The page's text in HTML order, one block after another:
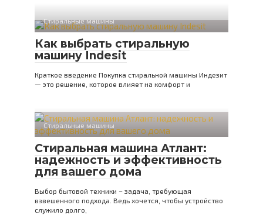
Стиральные машины
Как выбрать стиральную
машину Indesit
Краткое введение Покупка стиральной машины Индезит
— это решение, которое влияет на комфорт и
Стиральные машины
Стиральная машина Атлант:
надежность и эффективность
для вашего дома
Выбор бытовой техники – задача, требующая
взвешенного подхода. Ведь хочется, чтобы устройство
служило долго,